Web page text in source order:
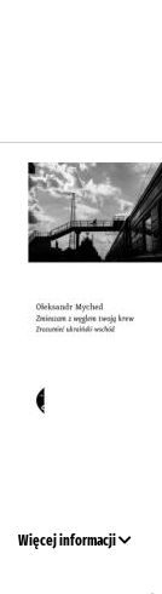
Więcej informacji